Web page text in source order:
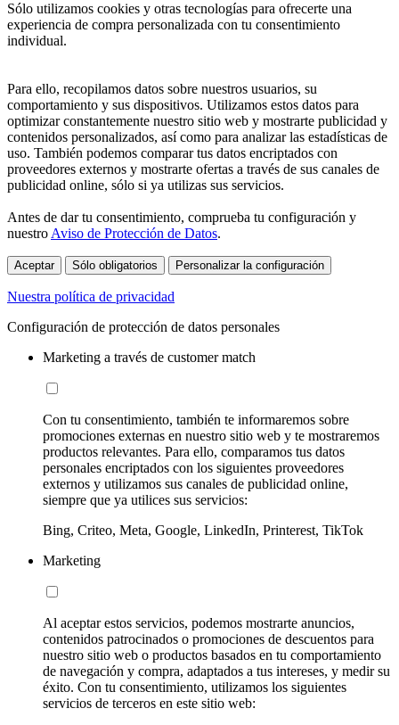
Sólo utilizamos cookies y otras tecnologías para ofrecerte una
experiencia de compra personalizada con tu consentimiento
individual.
Para ello, recopilamos datos sobre nuestros usuarios, su
comportamiento y sus dispositivos. Utilizamos estos datos para
optimizar constantemente nuestro sitio web y mostrarte publicidad y
contenidos personalizados, así como para analizar las estadísticas de
uso. También podemos comparar tus datos encriptados con
proveedores externos y mostrarte ofertas a través de sus canales de
publicidad online, sólo si ya utilizas sus servicios.
Antes de dar tu consentimiento, comprueba tu configuración y
nuestro Aviso de Protección de Datos.
Aceptar Sólo obligatorios Personalizar la configuración
Nuestra política de privacidad
Configuración de protección de datos personales
Marketing a través de customer match
Con tu consentimiento, también te informaremos sobre
promociones externas en nuestro sitio web y te mostraremos
productos relevantes. Para ello, comparamos tus datos
personales encriptados con los siguientes proveedores
externos y utilizamos sus canales de publicidad online,
siempre que ya utilices sus servicios:
Bing, Criteo, Meta, Google, LinkedIn, Printerest, TikTok
Marketing
Al aceptar estos servicios, podemos mostrarte anuncios,
contenidos patrocinados o promociones de descuentos para
nuestro sitio web o productos basados en tu comportamiento
de navegación y compra, adaptados a tus intereses, y medir su
éxito. Con tu consentimiento, utilizamos los siguientes
servicios de terceros en este sitio web: